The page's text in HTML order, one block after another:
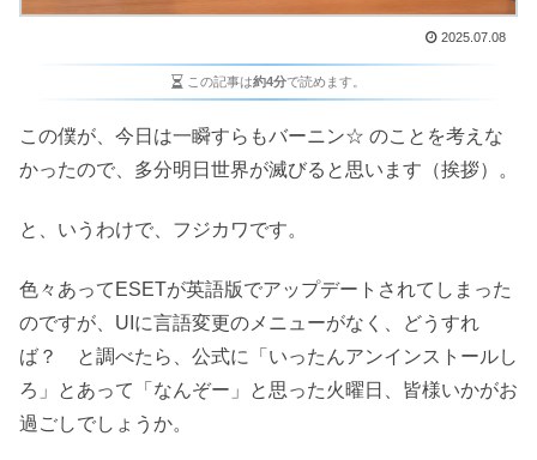
2025.07.08
この記事は約4分で読めます。
この僕が、今日は一瞬すらもバーニン☆ のことを考えな
かったので、多分明日世界が滅びると思います（挨拶）。
と、いうわけで、フジカワです。
色々あってESETが英語版でアップデートされてしまった
のですが、UIに言語変更のメニューがなく、どうすれ
ば？ と調べたら、公式に「いったんアンインストールし
ろ」とあって「なんぞー」と思った火曜日、皆様いかがお
過ごしでしょうか。